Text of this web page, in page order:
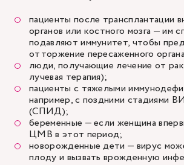
пациенты после трансплантации
органов или костного мозга — им
подавляют иммунитет, чтобы
отторжение пересаженного
люди, получающие лечение от
лучевая терапия);
пациенты с тяжелыми
например, с поздними стадиями
(СПИД);
беременные — если женщина
ЦМВ в этот период;
новорожденные дети — вирус
плоду и вызвать врожденную